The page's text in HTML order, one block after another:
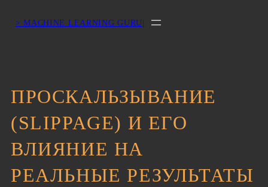
> MACHINE LEARNING GURU|
ПРОСКАЛЬЗЫВАНИЕ
(SLIPPAGE) И ЕГО
ВЛИЯНИЕ НА
РЕАЛЬНЫЕ РЕЗУЛЬТАТЫ